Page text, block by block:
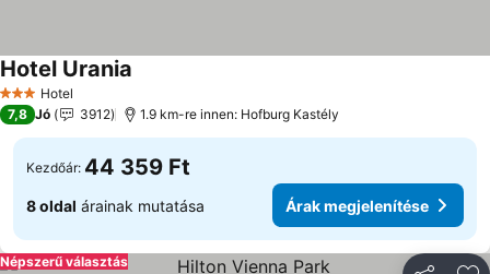
3 Kategória
Hotel
Hotel Urania
7,8 Jó 3912 1.9 km-re innen: Hofburg Kastély
Kezdőár: 44 359 Ft
8 oldal árainak mutatása Árak megjelenítése
Népszerű választás